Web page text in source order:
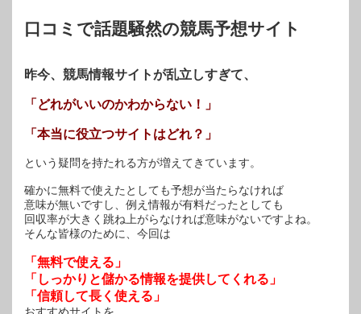
開
き
口コミで話題騒然の競馬予想サイト
昨今、競馬情報サイトが乱立しすぎて、
「どれがいいのかわからない！」
「本当に役立つサイトはどれ？」
という疑問を持たれる方が増えてきています。
確かに無料で使えたとしても予想が当たらなければ
意味が無いですし、例え情報が有料だったとしても
回収率が大きく跳ね上がらなければ意味がないですよね。
そんな皆様のために、今回は
「無料で使える」
「しっかりと儲かる情報を提供してくれる」
「信頼して長く使える」